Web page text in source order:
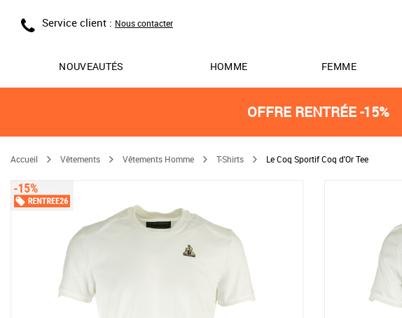
Service client : Nous contacter
NOUVEAUTÉS HOMME FEMME
OFFRE RENTRÉE -15%
Accueil Vêtements Vêtements Homme T-Shirts Le Coq Sportif Coq d'Or Tee